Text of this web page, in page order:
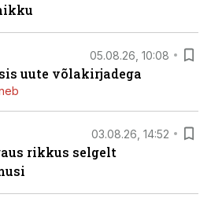
05.08.26, 10:08
uute võlakirjadega
03.08.26, 14:52
rikkus selgelt